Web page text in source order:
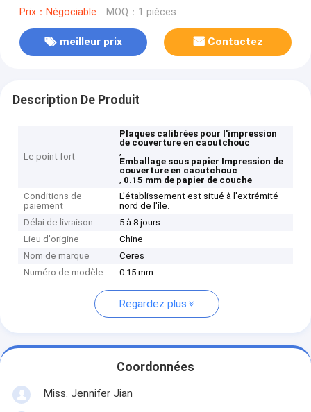
0,15 mm
Prix：Négociable MOQ：1 pièces
meilleur prix Contactez
Description De Produit
Le point fort
Plaques calibrées pour l'impression
de couverture en caoutchouc
,
Emballage sous papier Impression de
couverture en caoutchouc
, 0.15 mm de papier de couche
Conditions de
paiement
L'établissement est situé à l'extrémité
nord de l'île.
Délai de livraison
5 à 8 jours
Lieu d'origine
Chine
Nom de marque
Ceres
Numéro de modèle
0.15 mm
Regardez plus
Coordonnées
Miss. Jennifer Jian